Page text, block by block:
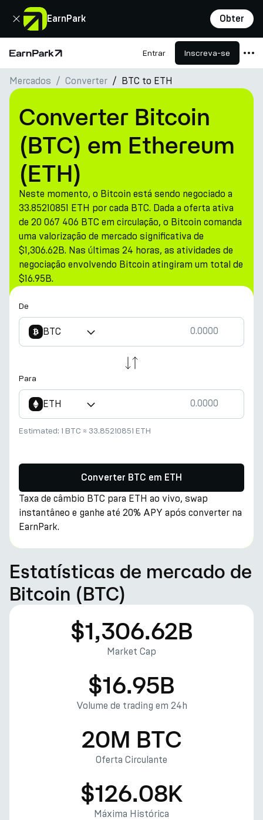
EarnPark Obter
Fechar
Página Inicial Entrar Inscreva-se
Produtos
Mercados
Calculadoras
PARK Token
Recursos
Empresa
Mercados Converter BTC to ETH
Converter Bitcoin
(BTC) em Ethereum
(ETH)
Neste momento, o Bitcoin está sendo negociado a
33.85210851 ETH por cada BTC. Dada a oferta ativa
de 20 067 406 BTC em circulação, o Bitcoin comanda
uma valorização de mercado significativa de
$1,306.62B. Nas últimas 24 horas, as atividades de
negociação envolvendo Bitcoin atingiram um total de
$16.95B.
De
BTC
Para
ETH
Estimated: 1 BTC ≈ 33.85210851 ETH
Converter BTC em ETH
Taxa de câmbio BTC para ETH ao vivo, swap
instantâneo e ganhe até 20% APY após converter na
EarnPark.
Estatísticas de mercado de
Bitcoin (BTC)
$1,306.62B
Market Cap
$16.95B
Volume de trading em 24h
20M BTC
Oferta Circulante
$126.08K
Máxima Histórica